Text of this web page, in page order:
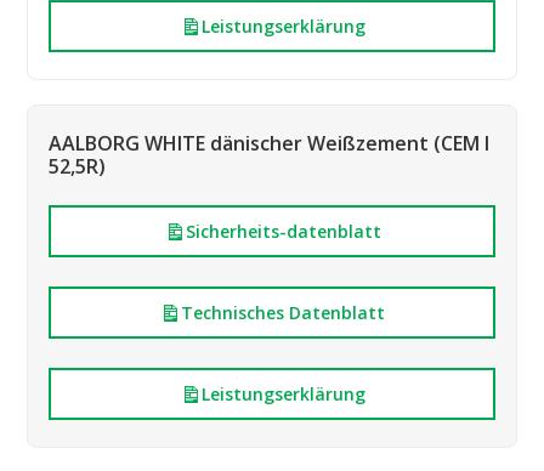
Leistungserklärung
AALBORG WHITE dänischer Weißzement (CEM I
52,5R)
Sicherheits-datenblatt
Technisches Datenblatt
Leistungserklärung